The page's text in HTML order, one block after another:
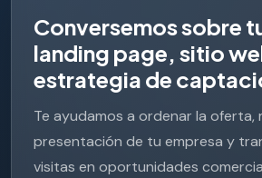
Conversemossobre t
landing page, sitiowe
estrategia de captaci
Te ayudamos a ordenar la oferta,
presentación de tu empresa y
visitas en oportunidades